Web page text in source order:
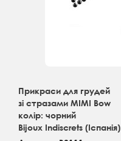
Прикраси для грудей
зі стразами MIMI Bow
колір: чорний
Bijoux Indiscrets (Іспанія)